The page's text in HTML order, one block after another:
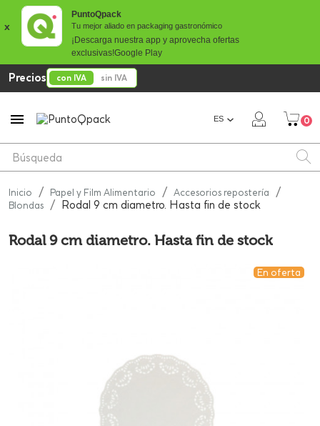
x
PuntoQpack
Tu mejor aliado en packaging gastronómico
¡Descarga nuestra app y aprovecha ofertas
exclusivas!Google Play
Precios con IVA sin IVA
 ES 0
Inicio Papel y Film Alimentario
Accesorios repostería
Blondas
Rodal 9 cm diametro. Hasta fin de stock
Rodal 9 cm diametro. Hasta fin de stock
En oferta